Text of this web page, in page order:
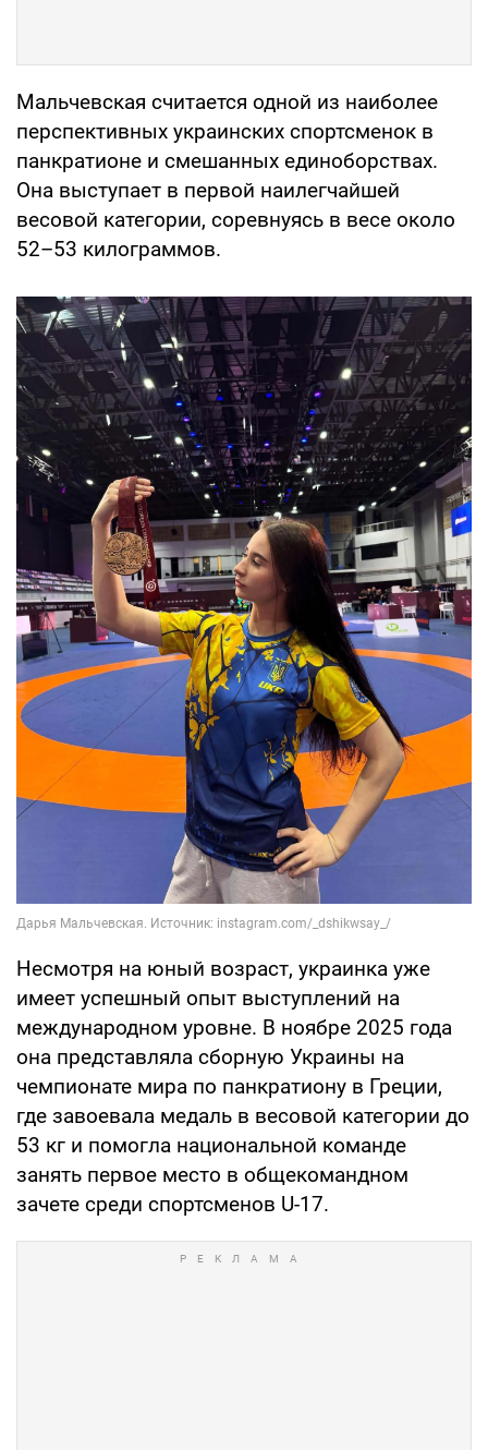
Мальчевская считается одной из наиболее
перспективных украинских спортсменок в
панкратионе и смешанных единоборствах.
Она выступает в первой наилегчайшей
весовой категории, соревнуясь в весе около
52–53 килограммов.
Несмотря на юный возраст, украинка уже
имеет успешный опыт выступлений на
международном уровне. В ноябре 2025 года
она представляла сборную Украины на
чемпионате мира по панкратиону в Греции,
где завоевала медаль в весовой категории до
53 кг и помогла национальной команде
занять первое место в общекомандном
зачете среди спортсменов U-17.